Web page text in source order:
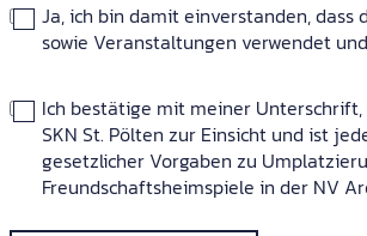
Ja, ich bin damit einverstanden,
sowie Veranstaltungen verwendet
Ich bestätige mit meiner Unterschrift,
SKN St. Pölten zur Einsicht und ist
gesetzlicher Vorgaben zu
Freundschaftsheimspiele in der NV